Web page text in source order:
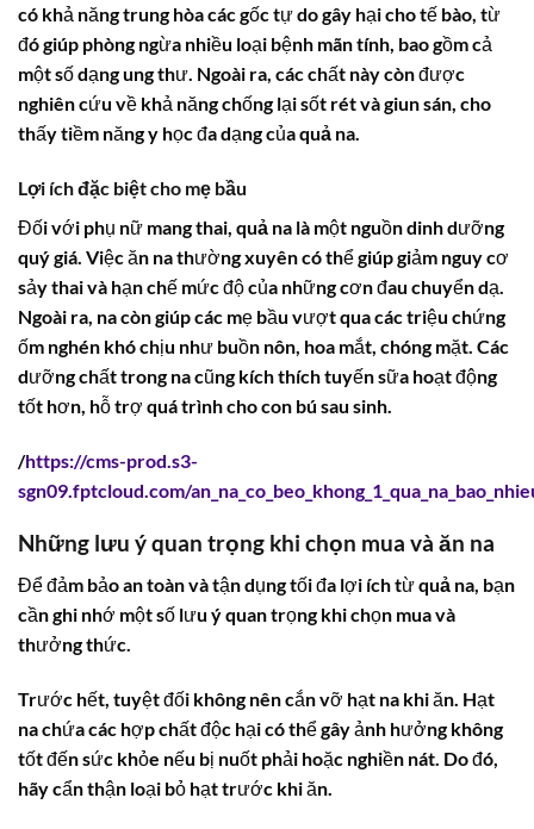
có khả năng trung hòa các gốc tự do gây hại cho tế bào, từ
đó giúp phòng ngừa nhiều loại bệnh mãn tính, bao gồm cả
một số dạng ung thư. Ngoài ra, các chất này còn được
nghiên cứu về khả năng chống lại sốt rét và giun sán, cho
thấy tiềm năng y học đa dạng củaquả na.
Lợi ích đặc biệt cho mẹ bầu
Đối với phụ nữ mang thai, quả na là một nguồn dinh dưỡng
quý giá. Việc ăn na thường xuyên có thể giúp giảm nguy cơ
sảy thai và hạn chế mức độ của những cơn đau chuyển dạ.
Ngoài ra, na còn giúp các mẹ bầu vượt qua các triệu chứng
ốm nghén khó chịu như buồn nôn, hoa mắt, chóng mặt. Các
dưỡng chất trong na cũng kích thích tuyến sữa hoạt động
tốt hơn, hỗ trợ quá trình cho con bú sau sinh.
/https://cms-prod.s3-
sgn09.fptcloud.com/
Những lưu ý quan trọng khi chọn mua và ăn na
Để đảm bảo an toàn và tận dụng tối đa lợi ích từquả na, bạn
cần ghi nhớ một số lưu ý quan trọng khi chọn mua và
thưởng thức.
Trước hết, tuyệt đối không nên cắn vỡ hạt na khi ăn. Hạt
na chứa các hợp chất độc hại có thể gây ảnh hưởng không
tốt đến sức khỏe nếu bị nuốt phải hoặc nghiền nát. Do đó,
hãy cẩn thận loại bỏ hạt trước khi ăn.